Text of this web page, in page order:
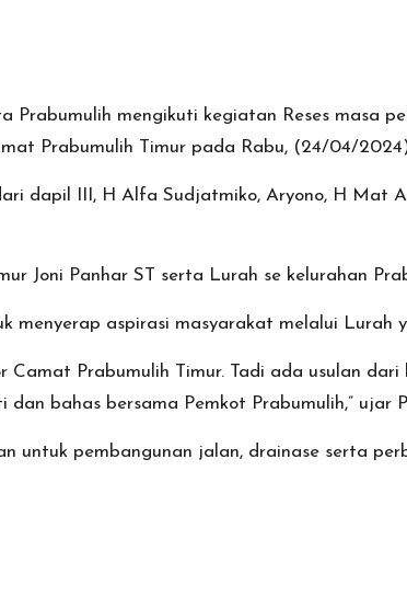
Prabumulih mengikuti kegiatan Reses masa
Prabumulih Timur pada Rabu, (24/04/
dapil III, H Alfa Sudjatmiko, Aryono, H Mat
Joni Panhar ST serta Lurah se kelurahan
menyerap aspirasi masyarakat melalui Lurah
Prabumulih Timur. Tadi ada usulan
bahas bersama Pemkot Prabumulih,” ujar
untuk pembangunan jalan, drainase serta